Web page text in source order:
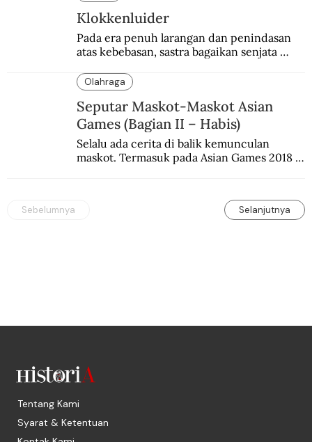
Klokkenluider
Pada era penuh larangan dan penindasan
atas kebebasan, sastra bagaikan senjata
Olahraga
Seputar Maskot-Maskot Asian
Games (Bagian II – Habis)
Selalu ada cerita di balik kemunculan
maskot. Termasuk pada Asian Games 2018
Sebelumnya Selanjutnya
Tentang Kami
Syarat & Ketentuan